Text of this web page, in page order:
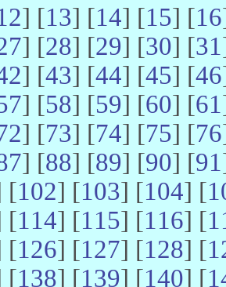
] [13] [14] [15] [16
] [28] [29] [30] [31
] [43] [44] [45] [46
] [58] [59] [60] [61
] [73] [74] [75] [76
] [88] [89] [90] [91
[102] [103] [104] [
[114] [115] [116] [
[126] [127] [128] [
[138] [139] [140] [